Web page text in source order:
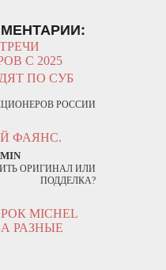
С 2025
ПО СУБ
РОССИИ
ФАЯНС.
ОРИГИНАЛ ИЛИ
ПОДДЕЛКА?
MICHEL
РАЗНЫЕ